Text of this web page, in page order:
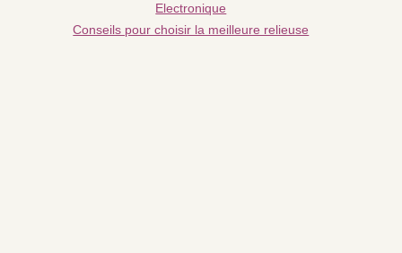
Electronique
Conseils pour choisir la meilleure relieuse